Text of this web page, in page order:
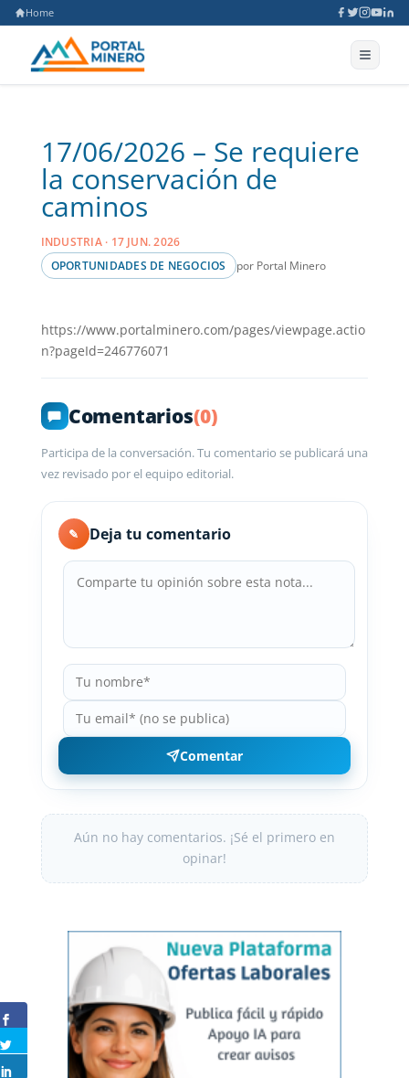
Home
17/06/2026 – Se requiere
la conservación de
caminos
INDUSTRIA · 17 JUN. 2026
OPORTUNIDADES DE NEGOCIOS
por Portal Minero
https://www.portalminero.com/pages/viewpage.actio
n?pageId=246776071
Comentarios(0)
Participa de la conversación. Tu comentario se publicará una
vez revisado por el equipo editorial.
✎ Deja tu comentario
Comentar
Aún no hay comentarios. ¡Sé el primero en
opinar!